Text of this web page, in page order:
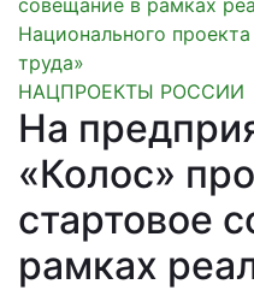
НАЦПРОЕКТЫ РОССИИ
На
«Колос»
стартовое
рамках